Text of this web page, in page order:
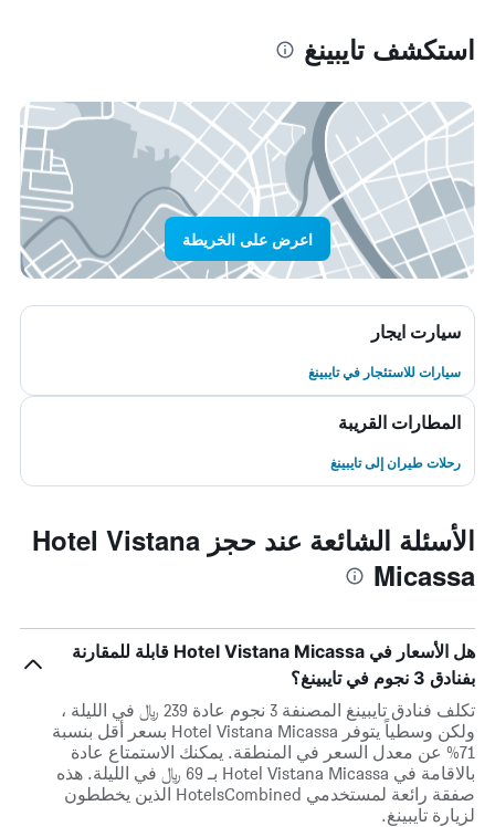
استكشف تايبينغ
اعرض على الخريطة
سيارت ايجار
سيارات للاستئجار في تايبينغ
المطارات القريبة
رحلات طيران إلى تايبينغ
الأسئلة الشائعة عند حجز Hotel Vistana
Micassa
هل الأسعار في Hotel Vistana Micassa قابلة للمقارنة
بفنادق 3 نجوم في تايبينغ؟
تكلف فنادق تايبينغ المصنفة 3 نجوم عادة 239 ﷼ في الليلة ،
ولكن وسطياً يتوفر Hotel Vistana Micassa بسعر أقل بنسبة
71% عن معدل السعر في المنطقة. يمكنك الاستمتاع عادة
بالاقامة في Hotel Vistana Micassa بـ 69 ﷼ في الليلة. هذه
صفقة رائعة لمستخدمي HotelsCombined الذين يخططون
لزيارة تايبينغ.